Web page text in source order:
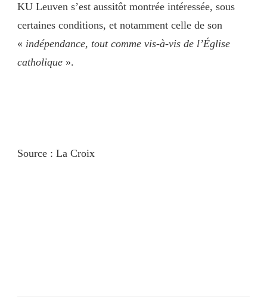
KU Leuven s’est aussitôt montrée intéressée, sous
certaines conditions, et notamment celle de son
« indépendance, tout comme vis-à-vis de l’Église
catholique ».
Source : La Croix